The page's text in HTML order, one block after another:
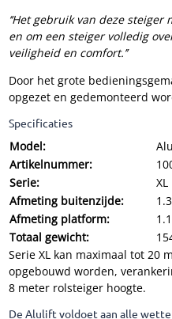
‘‘Het gebruik van deze
en om een steiger volledig
veiligheid en comfort.’’
Door het grote
opgezet en gedemonteerd
Specificaties
Model:
Artikelnummer:
Serie:
XL
Afmeting buitenzijde:
Afmeting platform:
Totaal gewicht:
Serie XL kan maximaal tot 20
opgebouwd worden,
8 meter rolsteiger hoogte.
De Alulift voldoet aan alle